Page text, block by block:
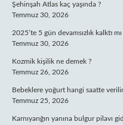
Şehinşah Atlas kaç yaşında ?
Temmuz 30, 2026
2025’te 5 gün devamsızlık kalktı mı
Temmuz 30, 2026
Kozmik kişilik ne demek ?
Temmuz 26, 2026
Bebeklere yoğurt hangi saatte
Temmuz 25, 2026
Karnıyarığın yanına bulgur pilavı